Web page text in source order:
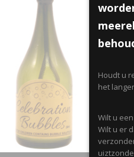
Houdt u
het
Wilt u
Wilt u er